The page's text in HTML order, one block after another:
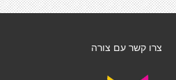
צרו קשר עם צורה